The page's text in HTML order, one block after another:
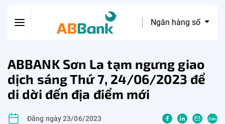
Ngân hàng số
ABBANK Sơn La tạm ngưng giao
dịch sáng Thứ 7, 24/06/2023 để
di dời đến địa điểm mới
Đăng ngày 23/06/2023